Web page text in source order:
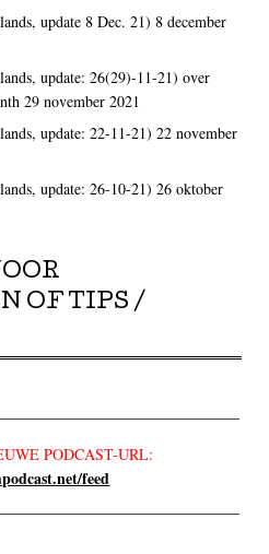
update 8 Dec. 21) 8 december
update: 26(29)-11-21) over
29 november 2021
update: 22-11-21) 22 november
update: 26-10-21) 26 oktober
OF TIPS /
PODCAST-URL:
feed